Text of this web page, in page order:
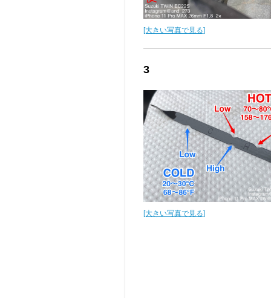
[大きい写真で見る]
3
[大きい写真で見る]